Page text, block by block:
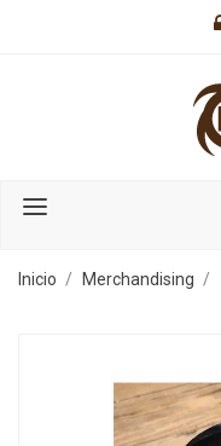
Inicio Merchandising